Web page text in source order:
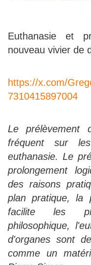
Euthanasie et
nouveau vivier de
https://x.com/
7310415897004
Le prélèvement
fréquent sur
euthanasie. Le
prolongement
des raisons
plan pratique, la
facilite les
philosophique,
d'organes sont
comme un